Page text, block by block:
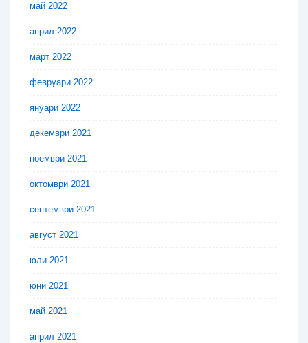
май 2022
април 2022
март 2022
февруари 2022
януари 2022
декември 2021
ноември 2021
октомври 2021
септември 2021
август 2021
юли 2021
юни 2021
май 2021
април 2021